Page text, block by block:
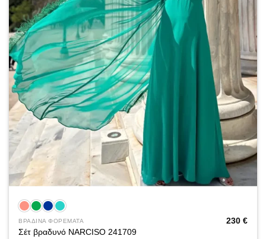
ΒΡΑΔΙΝΑ ΦΟΡΕΜΑΤΑ
Σέτ βραδυνό NARCISO 241709
230 €